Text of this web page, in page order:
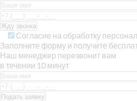
Согласие на обработку
Заполните форму и получите
Наш менеджер перезвонит вам
в течении 10 минут